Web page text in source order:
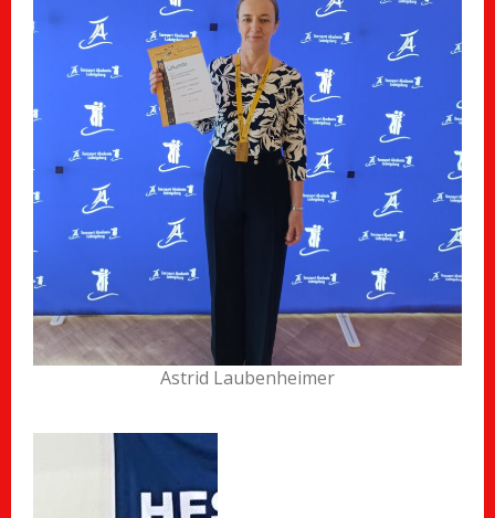
Astrid Laubenheimer